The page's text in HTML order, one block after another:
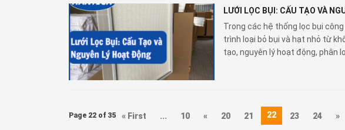
LƯỚI LỌC BỤI: CẤU TẠO VÀ
Trong các hệ thống lọc bụi
trình loại bỏ bụi và hạt nhỏ từ
tạo, nguyên lý hoạt động, phân
Page 22 of 35 « First ... 10 « 20 21 22 23 24 »